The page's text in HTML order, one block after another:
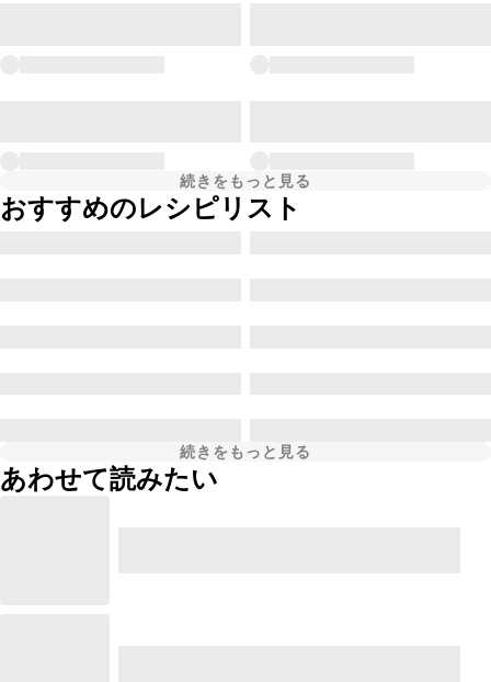
続きをもっと見る
おすすめのレシピリスト
続きをもっと見る
あわせて読みたい